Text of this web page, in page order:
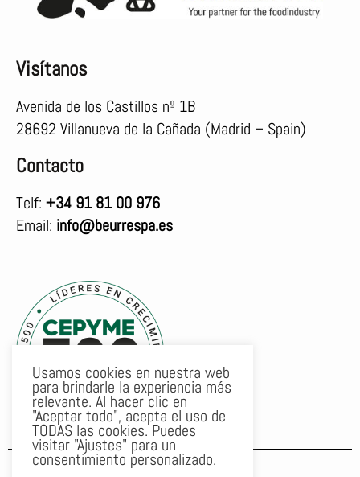
Visítanos
Avenida de los Castillos nº 1B
28692 Villanueva de la Cañada (Madrid – Spain)
Contacto
Telf: +34 91 81 00 976
Email: info@beurrespa.es
Usamos cookies en nuestra web
para brindarle la experiencia más
relevante. Al hacer clic en
"Aceptar todo", acepta el uso de
TODAS las cookies. Puedes
visitar "Ajustes" para un
consentimiento personalizado.